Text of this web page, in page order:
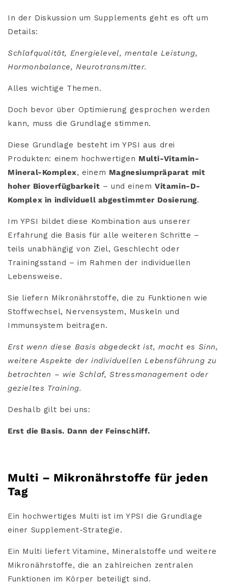
In der Diskussion um Supplements geht es oft um
Details:
Schlafqualität, Energielevel, mentale Leistung,
Hormonbalance, Neurotransmitter.
Alles wichtige Themen.
Doch bevor über Optimierung gesprochen werden
kann, muss die Grundlage stimmen.
Diese Grundlage besteht im YPSI aus drei
Produkten: einem hochwertigen Multi-Vitamin-
Mineral-Komplex, einem Magnesiumpräparat mit
hoher Bioverfügbarkeit – und einemVitamin-D-
Komplex in individuell abgestimmter Dosierung.
Im YPSI bildet diese Kombination aus unserer
Erfahrung die Basisfür alle weiteren Schritte –
teils unabhängig von Ziel, Geschlecht oder
Trainingsstand – im Rahmen der individuellen
Lebensweise.
Sie liefern Mikronährstoffe,die zu Funktionen wie
Stoffwechsel, Nervensystem, Muskeln und
Immunsystem beitragen.
Erst wenn diese Basis abgedeckt ist, macht es Sinn,
weitere Aspekte der individuellen Lebensführung zu
betrachten – wie Schlaf, Stressmanagement oder
gezieltes Training.
Deshalb gilt bei uns:
Erst die Basis. Dann der Feinschliff.
Multi – Mikronährstoffe für jeden
Tag
Ein hochwertiges Multi ist im YPSI die Grundlage
einer Supplement-Strategie.
Ein Multi liefert Vitamine, Mineralstoffe und weitere
Mikronährstoffe, die an zahlreichen zentralen
Funktionen im Körper beteiligt sind.